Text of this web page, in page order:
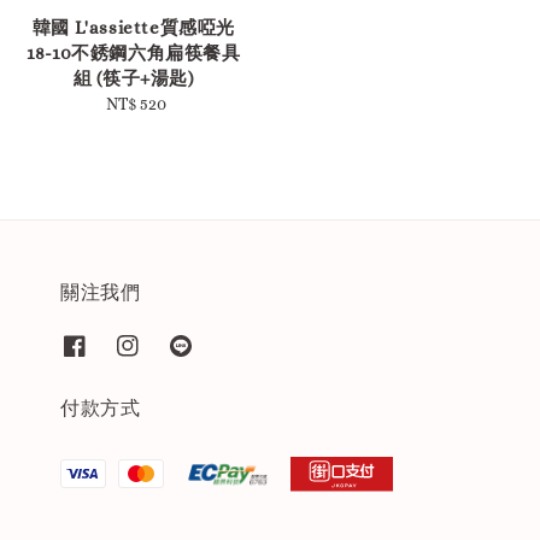
韓國 L'assiette質感啞光
18-10不銹鋼六角扁筷餐具
組 (筷子+湯匙)
Regular
NT$ 520
關注我們
付款方式